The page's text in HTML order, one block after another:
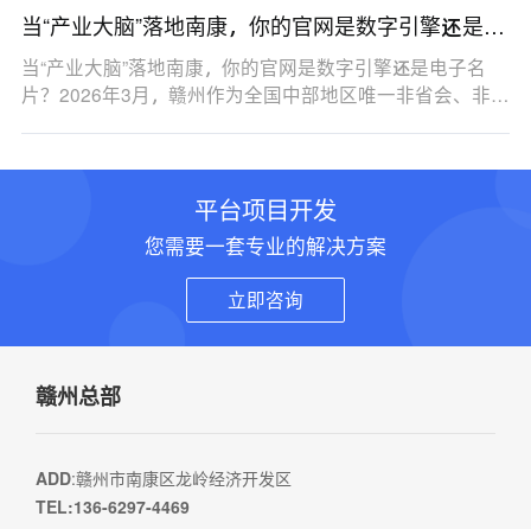
当“产业大脑”落地南康，你的官网是数字引擎还是电
子名片？
当“产业大脑”落地南康，你的官网是数字引擎还是电子名
片？2026年3月，赣州作为全国中部地区唯一非省会、非…
平台项目开发
您需要一套专业的解决方案
立即咨询
赣州总部
ADD:赣州市南康区龙岭经济开发区
TEL:136-6297-4469